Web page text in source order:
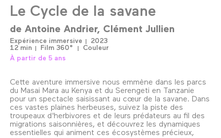
Le Cycle de la savane
de Antoine Andrier Clément Jullien
Expérience immersive
2023
12 min
Film 360°
Couleur
À partir de 5 ans
Cette aventure immersive nous emmène dans les parcs
du Masai Mara au Kenya et du Serengeti en Tanzanie
pour un spectacle saisissant au cœur de la savane. Dans
ces vastes plaines herbeuses, suivez la piste des
troupeaux d'herbivores et de leurs prédateurs au fil des
migrations saisonnières, et découvrez les dynamiques
essentielles qui animent ces écosystèmes précieux,